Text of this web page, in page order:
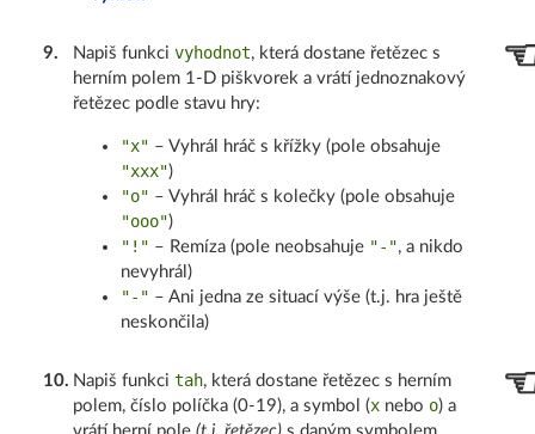
9. Napiš funkcivyhodnot, která dostane řetězec s
herním polem 1-D piškvorek a vrátí jednoznakový
řetězec podle stavu hry:
"x" – Vyhrál hráč s křížky (pole obsahuje
"xxx")
"o" – Vyhrál hráč s kolečky (pole obsahuje
"ooo")
"!" – Remíza (pole neobsahuje "-", a nikdo
nevyhrál)
"-" – Ani jedna ze situací výše (t.j. hra ještě
neskončila)
10. Napiš funkcitah, která dostane řetězec s herním
polem, číslo políčka (0-19), a symbol (x nebo o) a